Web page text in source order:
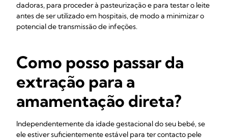
dadoras, para proceder à pasteurização e para testar o leite
antes de ser utilizado em hospitais, de modo a minimizar o
potencial de transmissão de infeções.
Como posso passar da
extração para a
amamentação direta?
Independentemente da idade gestacional do seu bebé, se
ele estiver suficientemente estável para ter contacto pele